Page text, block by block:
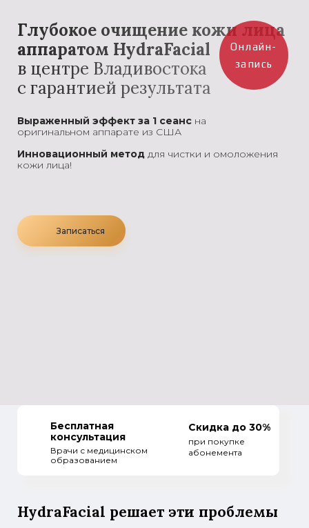
Глубокое очищение кожи лица
аппаратом HydraFacial
в центре Владивостока
с гарантией результата
Выраженный эффект за 1 сеанс на
оригинальном аппарате из США
Инновационный метод для чистки и омоложения
кожи лица!
Записаться
Скидка до 30%
при покупке
абонемента
Бесплатная
консультация
Врачи с медицинском
образованием
HydraFacial решает эти проблемы
Онлайн-
запись